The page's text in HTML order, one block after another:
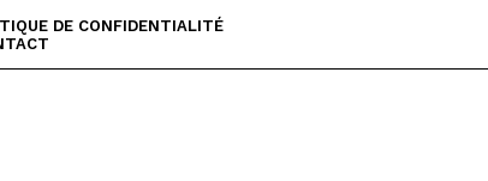
DE CONFIDENTIALITÉ